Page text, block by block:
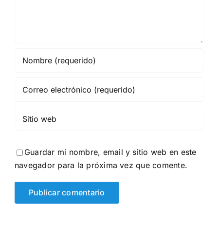
Guardar mi nombre, email y sitio web en este
navegador para la próxima vez que comente.